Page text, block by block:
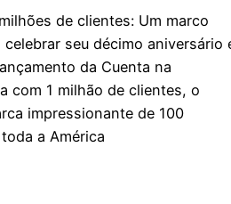
de clientes: Um marco
seu décimo aniversário
da Cuenta na
com 1 milhão de clientes, o
impressionante de 100
a América